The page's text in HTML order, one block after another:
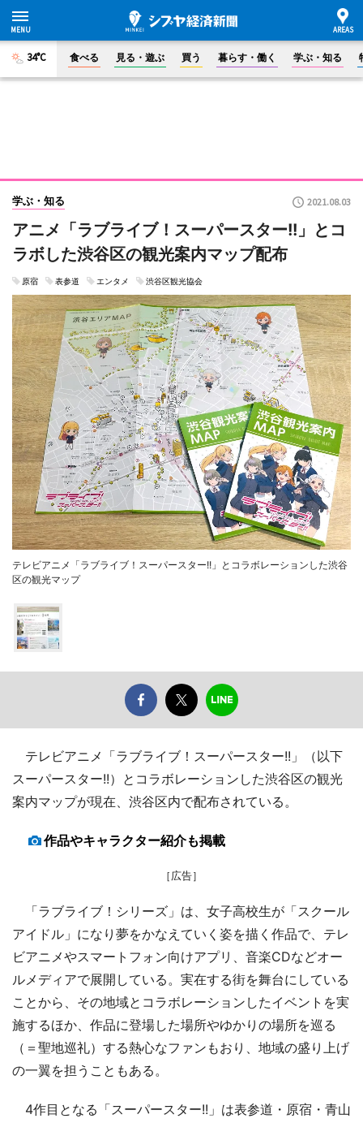
34°C 食べる 見る・遊ぶ 買う 暮らす・働く 学ぶ・知る
学ぶ・知る 2021.08.03
アニメ「ラブライブ！スーパースター!!」とコ
ラボした渋谷区の観光案内マップ配布
原宿 表参道 エンタメ 渋谷区観光協会
テレビアニメ「ラブライブ！スーパースター!!」とコラボレーションした渋谷
区の観光マップ
テレビアニメ「ラブライブ！スーパースター!!」（以下
スーパースター!!）とコラボレーションした渋谷区の観光
案内マップが現在、渋谷区内で配布されている。
作品やキャラクター紹介も掲載
［広告］
「ラブライブ！シリーズ」は、女子高校生が「スクール
アイドル」になり夢をかなえていく姿を描く作品で、テレ
ビアニメやスマートフォン向けアプリ、音楽CDなどオー
ルメディアで展開している。実在する街を舞台にしている
ことから、その地域とコラボレーションしたイベントを実
施するほか、作品に登場した場所やゆかりの場所を巡る
（＝聖地巡礼）する熱心なファンもおり、地域の盛り上げ
の一翼を担うこともある。
4作目となる「スーパースター!!」は表参道・原宿・青山